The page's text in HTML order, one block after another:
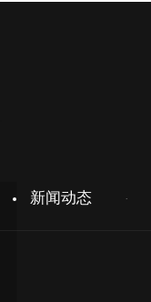
新闻动态